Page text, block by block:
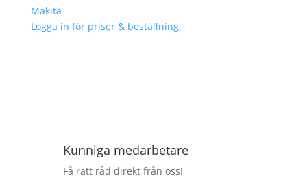
Makita
Logga in för priser & beställning.
Kunniga medarbetare
Få rätt råd direkt från oss!